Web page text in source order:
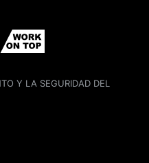
Y LA SEGURIDAD DEL